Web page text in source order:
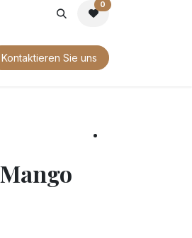
0
BROSCHÜREN
Kontaktieren Sie uns